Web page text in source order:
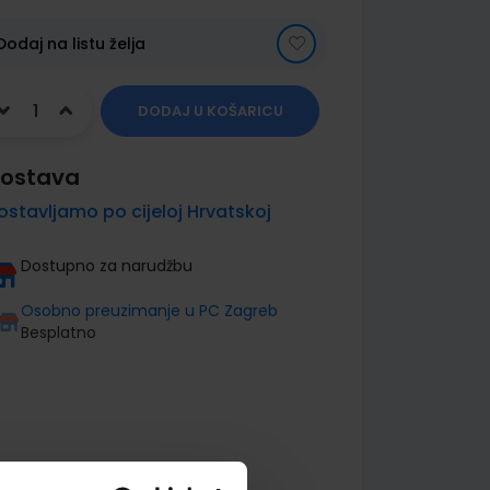
na listu želja
DODAJ U KOŠARICU
po cijeloj Hrvatskoj
Dostupno za narudžbu
Osobno preuzimanje u PC Zagreb
Besplatno